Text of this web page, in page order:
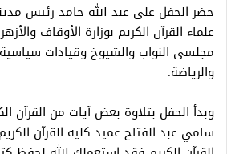
حضر الحفل على عبد الله حامد رئيس
علماء القرآن الكريم بوزارة الأوقاف
مجلسى النواب والشيوخ وقيادات سياسية
والرياضة.
وبدأ الحفل بتلاوة بعض آيات من القرآن
سامي عبد الفتاح عميد كلية القرآن